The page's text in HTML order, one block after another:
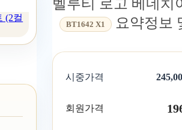
(2컬
벨루티 로고 베네치
BT1642 X1 요약정보
시중가격
회원가격